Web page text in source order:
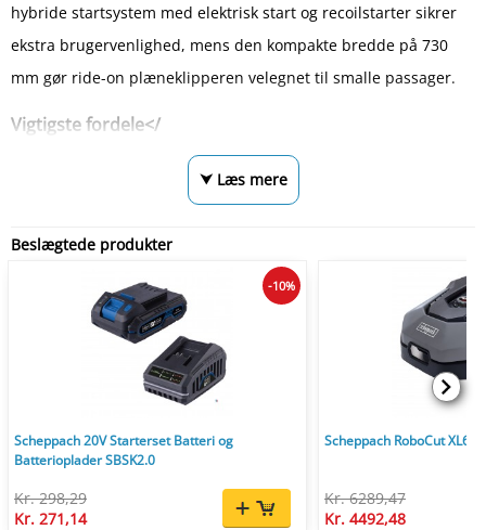
hybride startsystem med elektrisk start og recoilstarter sikrer
ekstra brugervenlighed, mens den kompakte bredde på 730
mm gør ride-on plæneklipperen velegnet til smalle passager.
Vigtigste fordele</
⮟ Læs mere
Beslægtede produkter
Scheppach 20V Starterset Batteri og
Batterioplader SBSK2.0
Kr. 298,29
Kr. 271,14
-10%
Scheppach RoboCut
Kr. 6289,47
Kr. 4492,48